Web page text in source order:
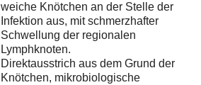
weiche Knötchen an der Stelle der
Infektion aus, mit schmerzhafter
Schwellung der regionalen
Lymphknoten.
Direktausstrich aus dem Grund der
Knötchen, mikrobiologische